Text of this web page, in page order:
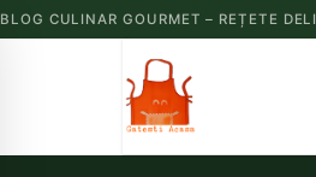
BLOG CULINAR GOURMET – REȚETE